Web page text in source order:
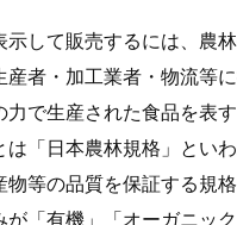
示して販売するには、農
産者・加工業者・物流等
力で生産された食品を表
は「日本農林規格」とい
物等の品質を保証する規
が「有機」「オーガニッ